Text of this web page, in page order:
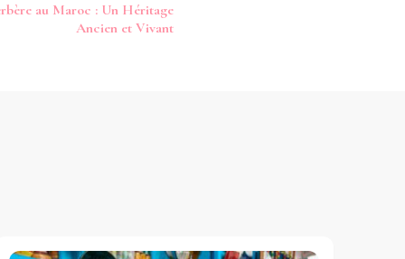
au Maroc : Un Héritage
Ancien et Vivant